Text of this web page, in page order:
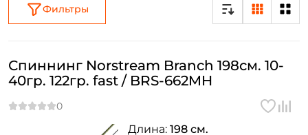
Фильтры
Спиннинг Norstream Branch 198см. 10-
40гр. 122гр. fast / BRS-662MH
Длина: 198 см.